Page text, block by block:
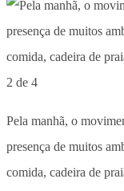
2 de 4
Pela manhã, o
presença de muitos
comida, cadeira de